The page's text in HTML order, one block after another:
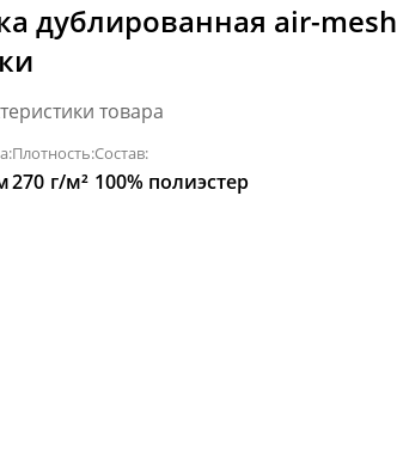
дублированная air-mesh
товара
Плотность:
270 г/м²
Состав:
100% полиэстер